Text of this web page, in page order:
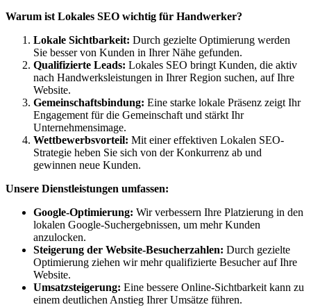
Warum ist Lokales SEO wichtig für Handwerker?
Lokale Sichtbarkeit: Durch gezielte Optimierung werden
Sie besser von Kunden in Ihrer Nähe gefunden.
Qualifizierte Leads: Lokales SEO bringt Kunden, die aktiv
nach Handwerksleistungen in Ihrer Region suchen, auf Ihre
Website.
Gemeinschaftsbindung: Eine starke lokale Präsenz zeigt Ihr
Engagement für die Gemeinschaft und stärkt Ihr
Unternehmensimage.
Wettbewerbsvorteil: Mit einer effektiven Lokalen SEO-
Strategie heben Sie sich von der Konkurrenz ab und
gewinnen neue Kunden.
Unsere Dienstleistungen umfassen:
Google-Optimierung: Wir verbessern Ihre Platzierung in den
lokalen Google-Suchergebnissen, um mehr Kunden
anzulocken.
Steigerung der Website-Besucherzahlen: Durch gezielte
Optimierung ziehen wir mehr qualifizierte Besucher auf Ihre
Website.
Umsatzsteigerung: Eine bessere Online-Sichtbarkeit kann zu
einem deutlichen Anstieg Ihrer Umsätze führen.